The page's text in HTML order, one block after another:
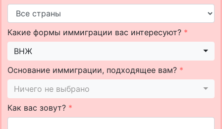
Какие формы иммиграции вас интересуют? *
ВНЖ
Основание иммиграции, подходящее вам? *
Ничего не выбрано
Как вас зовут? *